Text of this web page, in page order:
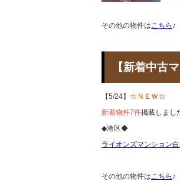
その他の物件はこちら ♪
【新着中
【5/24】 ☆ＮＥＷ☆
新着物件7件掲載しまし
◆港区◆
ライオンズマンション白
その他の物件はこちら ♪